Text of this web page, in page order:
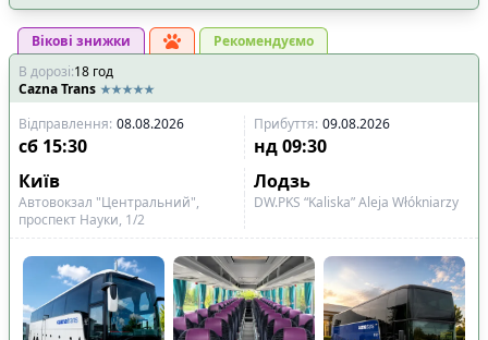
Вікові знижки
Рекомендуємо
В дорозі:18 год
Cazna Trans
Відправлення: 08.08.2026 Прибуття: 09.08.2026
сб 15:30 нд 09:30
Київ
Лодзь
Автовокзал "Центральний",
проспект Науки, 1/2
DW.PKS “Kaliska” Aleja Włókniarzy